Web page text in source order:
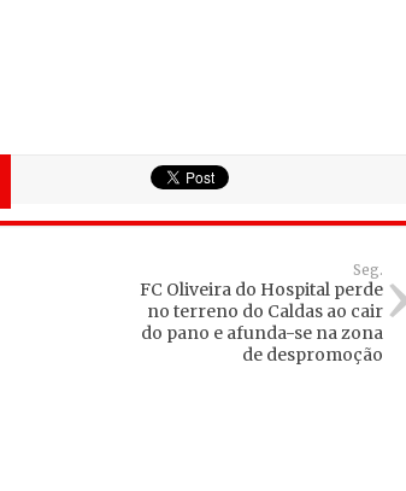
Seg.
FC Oliveira do Hospital perde
no terreno do Caldas ao cair
do pano e afunda-se na zona
de despromoção